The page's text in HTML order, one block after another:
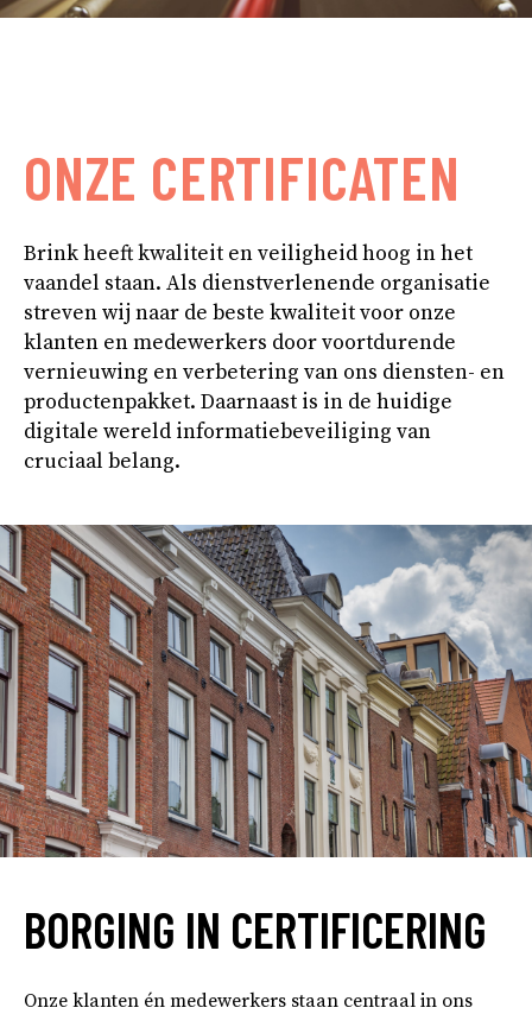
ONZE CERTIFICATEN
Brink heeft kwaliteit en veiligheid hoog in het
vaandel staan. Als dienstverlenende organisatie
streven wij naar de beste kwaliteit voor onze
klanten en medewerkers door voortdurende
vernieuwing en verbetering van ons diensten- en
productenpakket. Daarnaast is in de huidige
digitale wereld informatiebeveiliging van
cruciaal belang.
BORGING IN CERTIFICERING
Onze klanten én medewerkers staan centraal in ons